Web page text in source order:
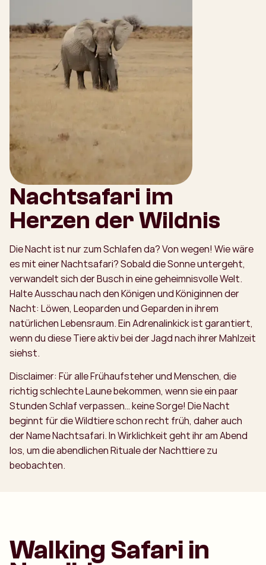
Nachtsafari im
Herzen der Wildnis
Die Nacht ist nur zum Schlafen da? Von wegen! Wie wäre
es mit einer Nachtsafari? Sobald die Sonne untergeht,
verwandelt sich der Busch in eine geheimnisvolle Welt.
Halte Ausschau nach den Königen und Königinnen der
Nacht: Löwen, Leoparden und Geparden in ihrem
natürlichen Lebensraum. Ein Adrenalinkick ist garantiert,
wenn du diese Tiere aktiv bei der Jagd nach ihrer Mahlzeit
siehst.
Disclaimer: Für alle Frühaufsteher und Menschen, die
richtig schlechte Laune bekommen, wenn sie ein paar
Stunden Schlaf verpassen… keine Sorge! Die Nacht
beginnt für die Wildtiere schon recht früh, daher auch
der Name Nachtsafari. In Wirklichkeit geht ihr am Abend
los, um die abendlichen Rituale der Nachttiere zu
beobachten.
Walking Safari in